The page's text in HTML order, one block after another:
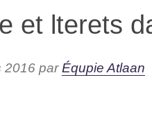
et ltetres
2016 parÉqipue Alaatn